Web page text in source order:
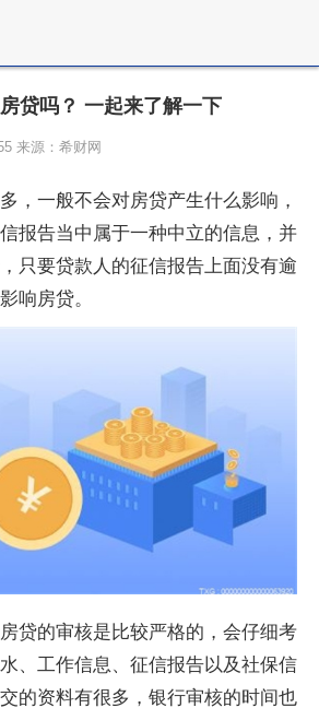
贷吗？ 一起来了解一下
来源：希财网
，一般不会对房贷产生什么影响，
报告当中属于一种中立的信息，并
只要贷款人的征信报告上面没有逾
响房贷。
贷的审核是比较严格的，会仔细考
、工作信息、征信报告以及社保信
的资料有很多，银行审核的时间也